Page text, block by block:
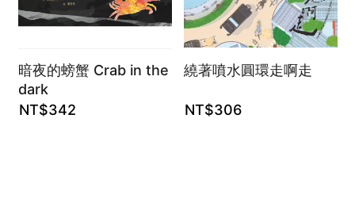
暗夜的螃蟹 Crab in the
dark
NT$342
繞著噴水圓環走啊走
NT$306